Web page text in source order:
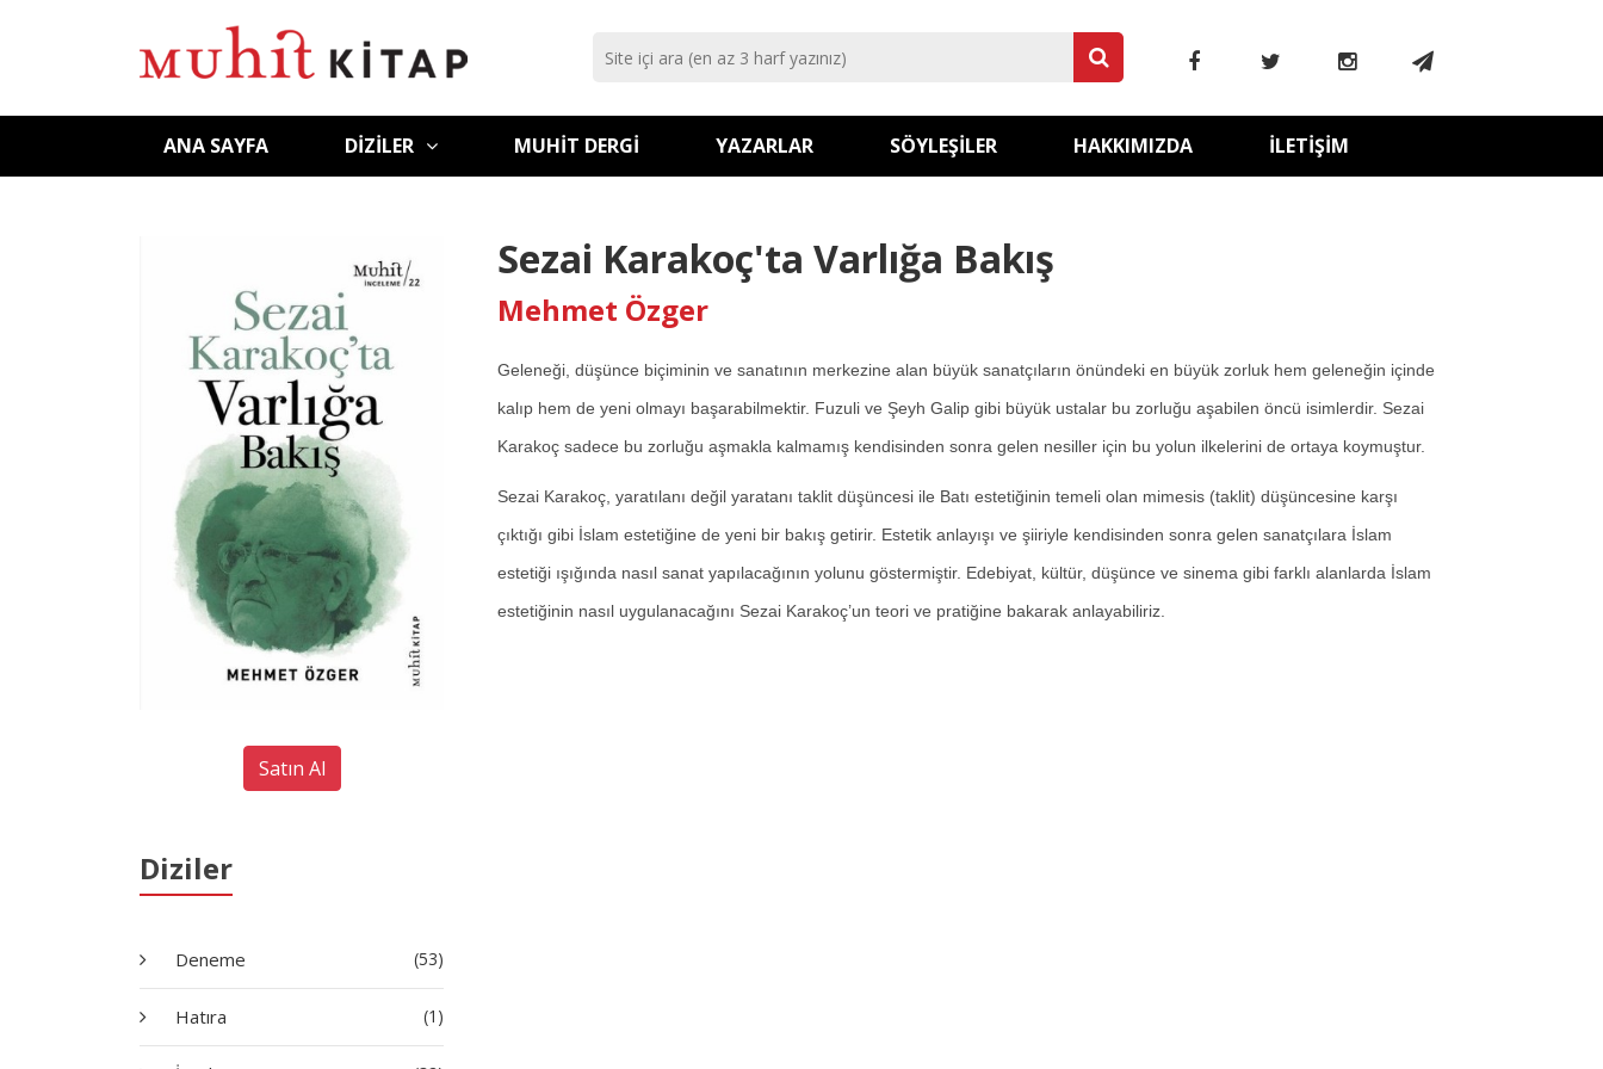
ANA SAYFA DIZILER MUHIT DERGI YAZARLAR SÖYLEŞILER HAKKIMIZDA İLETIŞIM
Satın Al
Diziler
Deneme (53)
Hatıra (1)
Sezai Karakoç'ta Varlığa Bakış
Mehmet Özger
Geleneği, düşünce biçiminin ve sanatının merkezine alan büyük sanatçıların önündeki en büyük zorluk hem geleneğin içinde
kalıp hem de yeni olmayı başarabilmektir. Fuzuli ve Şeyh Galip gibi büyük ustalar bu zorluğu aşabilen öncü isimlerdir. Sezai
Karakoç sadece bu zorluğu aşmakla kalmamış kendisinden sonra gelen nesiller için bu yolun ilkelerini de ortaya koymuştur.
Sezai Karakoç, yaratılanı değil yaratanı taklit düşüncesi ile Batı estetiğinin temeli olan mimesis (taklit) düşüncesine karşı
çıktığı gibi İslam estetiğine de yeni bir bakış getirir. Estetik anlayışı ve şiiriyle kendisinden sonra gelen sanatçılara İslam
estetiği ışığında nasıl sanat yapılacağının yolunu göstermiştir. Edebiyat, kültür, düşünce ve sinema gibi farklı alanlarda İslam
estetiğinin nasıl uygulanacağını Sezai Karakoç’un teori ve pratiğine bakarak anlayabiliriz.